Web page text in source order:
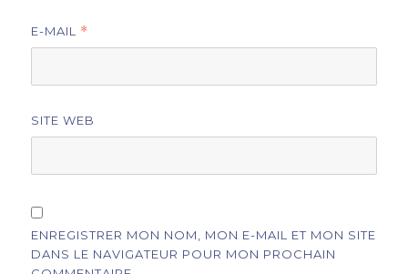
E-MAIL *
SITE WEB
ENREGISTRER MON NOM, MON E-MAIL ET MON SITE
DANS LE NAVIGATEUR POUR MON PROCHAIN